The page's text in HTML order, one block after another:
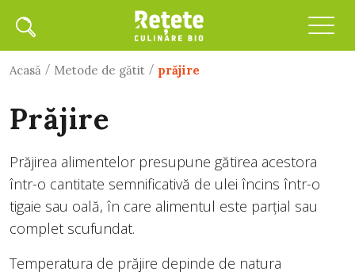
Acasă / Metode de gătit / prăjire
prăjire
Prăjirea alimentelor presupune gătirea acestora
într-o cantitate semnificativă de ulei încins într-o
tigaie sau oală, în care alimentul este parțial sau
complet scufundat.
Temperatura de prăjire depinde de natura